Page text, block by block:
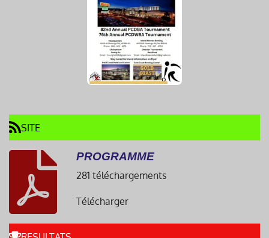
SITE
PROGRAMME
281 téléchargements
Télécharger